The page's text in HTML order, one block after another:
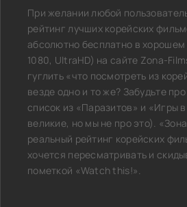
При желании любой
рейтинг лучших корейских
абсолютно бесплатно в хорошем
1080, UltraHD) на сайте Zona-
гуглить «что посмотреть из
везде одно и то же? Забудьте
список из «Паразитов» и «Игры
великие, но мы не про это).
реальный рейтинг корейских
хочется пересматривать и
пометкой «Watch this!».